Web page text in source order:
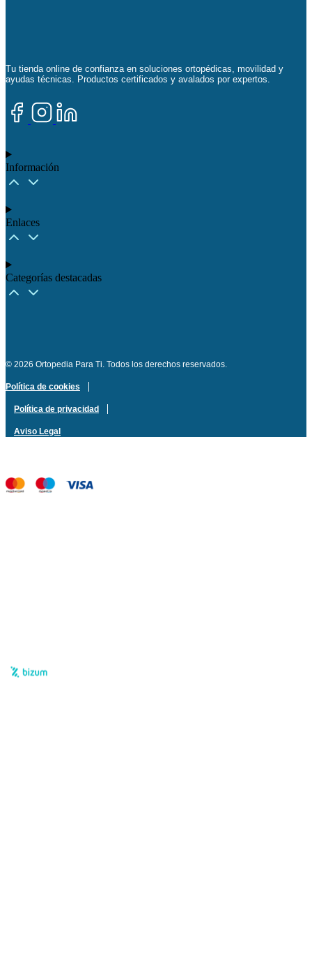
Tu tienda online de confianza en soluciones ortopédicas, movilidad y
ayudas técnicas. Productos certificados y avalados por expertos.
Información
Enlaces
Categorías destacadas​
© 2026 Ortopedia Para Ti. Todos los derechos reservados.
Política de cookies
Política de privacidad
Aviso Legal